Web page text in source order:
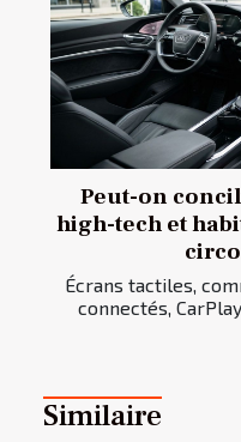
Peut-on
high-tech et
Écrans tactiles,
connectés,
Similaire